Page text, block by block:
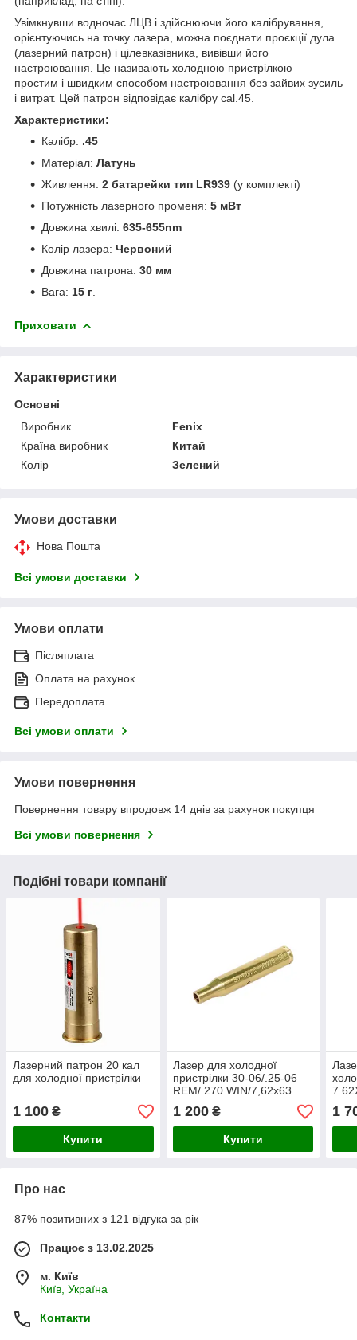
Увімкнувши водночас ЛЦВ і здійснюючи його калібрування,
орієнтуючись на точку лазера, можна поєднати проєкції дула
(лазерний патрон) і цілевказівника, вивівши його
настроювання. Це називають холодною пристрілкою —
простим і швидким способом настроювання без зайвих зусиль
і витрат. Цей патрон відповідає калібру cal.45.
Характеристики:
Калібр: .45
Матеріал: Латунь
Живлення: 2 батарейки тип LR939 (у комплекті)
Потужність лазерного променя: 5 мВт
Довжина хвилі: 635-655nm
Колір лазера: Червоний
Довжина патрона: 30 мм
Вага: 15 г
Приховати
Характеристики
Основні
Виробник
Fenix
Країна виробник
Китай
Колір
Зелений
Умови доставки
Нова Пошта
Всі умови доставки
Умови оплати
Післяплата
Оплата на рахунок
Передоплата
Всі умови оплати
Умови повернення
Повернення товару впродовж 14 днів за рахунок покупця
Всі умови повернення
Подібні товари компанії
Лазерний патрон 20 кал
для холодної пристрілки
1 100 ₴
Купити
Лазер для холодної
пристрілки 30-06/.25-06
REM/.270 WIN/7,62x63
1 200₴
Купити
1
Про нас
87% позитивних з 121 відгука за рік
Працює з 13.02.2025
м. Київ
Київ, Україна
Контакти